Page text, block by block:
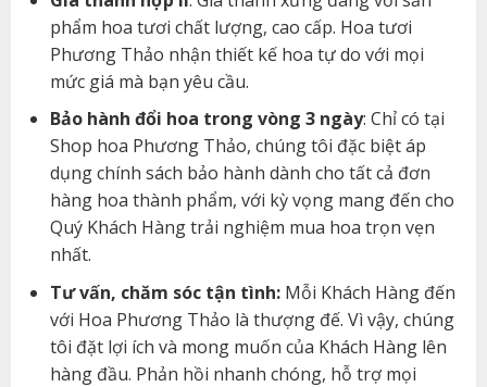
phẩm hoa tươi chất lượng, cao cấp. Hoa tươi
Phương Thảo nhận thiết kế hoa tự do với mọi
mức giá mà bạn yêu cầu.
Bảo hành đổi hoa trong vòng 3 ngày: Chỉ có tại
Shop hoa Phương Thảo, chúng tôi đặc biệt áp
dụng chính sách bảo hành dành cho tất cả đơn
hàng hoa thành phẩm, với kỳ vọng mang đến cho
Quý Khách Hàng trải nghiệm mua hoa trọn vẹn
nhất.
Tư vấn, chăm sóc tận tình:Mỗi Khách Hàng đến
với Hoa Phương Thảo là thượng đế. Vì vậy, chúng
tôi đặt lợi ích và mong muốn của Khách Hàng lên
hàng đầu. Phản hồi nhanh chóng, hỗ trợ mọi